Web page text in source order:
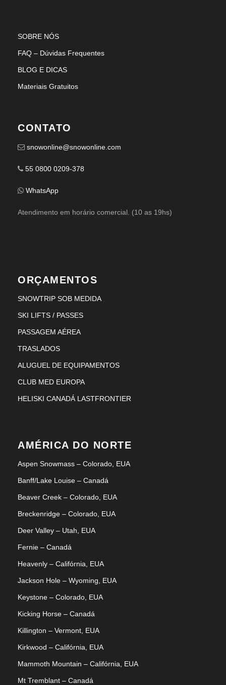
SOBRE NÓS
FAQ – Dúvidas Frequentes
BLOG E DICAS
Materiais Gratuitos
CONTATO
snowonline@snowonline.com
55 0800 0209-378
WhatsApp
Atendimento em horário comercial. (10 as 19hs)
ORÇAMENTOS
SNOWTRIP SOB MEDIDA
SKI LIFTS / PASSES
PASSAGEM AÉREA
TRASLADOS
ALUGUEL DE EQUIPAMENTOS
CLUB MED EUROPA
HELISKI CANADÁ LASTFRONTIER
AMÉRICA DO NORTE
Aspen Snowmass – Colorado, EUA
Banff/Lake Louise – Canadá
Beaver Creek – Colorado, EUA
Breckenridge – Colorado, EUA
Deer Valley – Utah, EUA
Fernie – Canadá
Heavenly – Califórnia, EUA
Jackson Hole – Wyoming, EUA
Keystone – Colorado, EUA
Kicking Horse – Canadá
Killington – Vermont, EUA
Kirkwood – Califórnia, EUA
Mammoth Mountain – Califórnia, EUA
Mt Tremblant – Canadá